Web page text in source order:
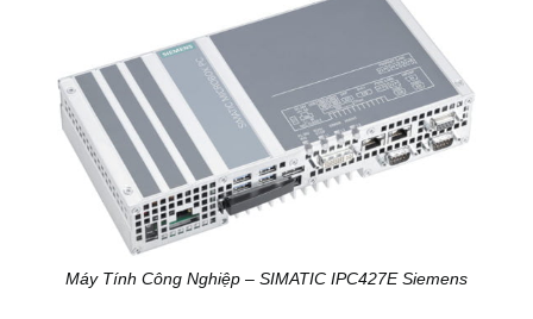
Máy Tính Công Nghiệp – SIMATIC IPC427E Siemens